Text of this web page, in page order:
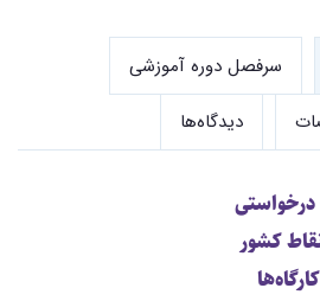
سرفصل دوره آموزشی
دیدگاه‌ها
درخواستی
کشور